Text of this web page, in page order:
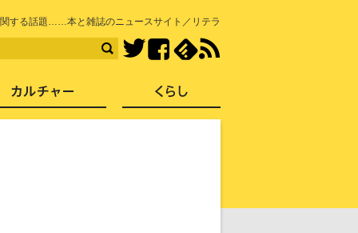
関する話題……本と雑誌のニュースサイト／リテラ
TwitterFacebook
社会